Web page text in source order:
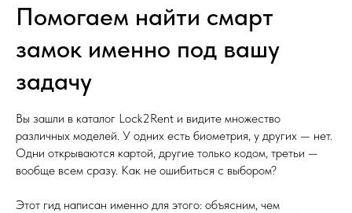
Помогаем найти смарт
замок именно под вашу
задачу
Вы зашли в каталог Lock2Rent и видите множество
различных моделей. У одних есть биометрия, у других — нет.
Одни открываются картой, другие только кодом, третьи —
вообще всем сразу. Как не ошибиться с выбором?
Этот гид написан именно для этого: объясним, чем